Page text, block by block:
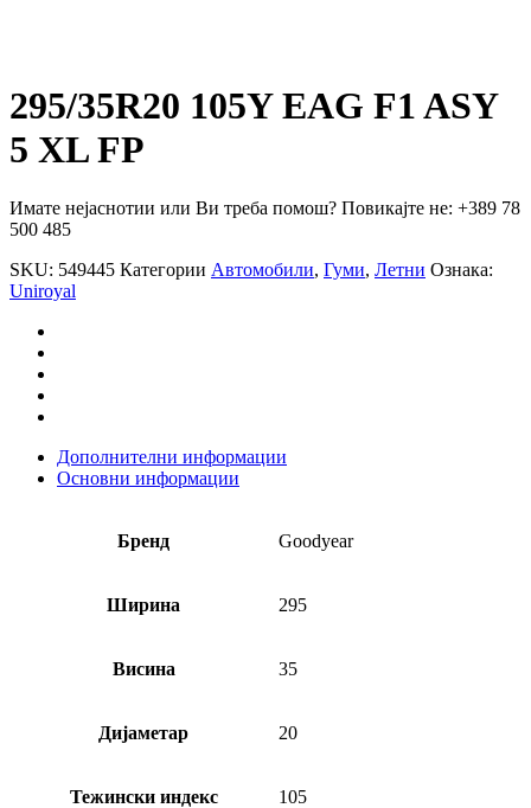
295/35R20 105Y EAG F1 ASY
5 XL FP
Имате нејаснотии или Ви треба помош? Повикајте не: +389 78
500 485
SKU: 549445 Категории Автомобили, Гуми, Летни Ознака:
Uniroyal
Дополнителни информации
Основни информации
Бренд Goodyear
Ширина 295
Висина 35
Дијаметар 20
Тежински индекс 105